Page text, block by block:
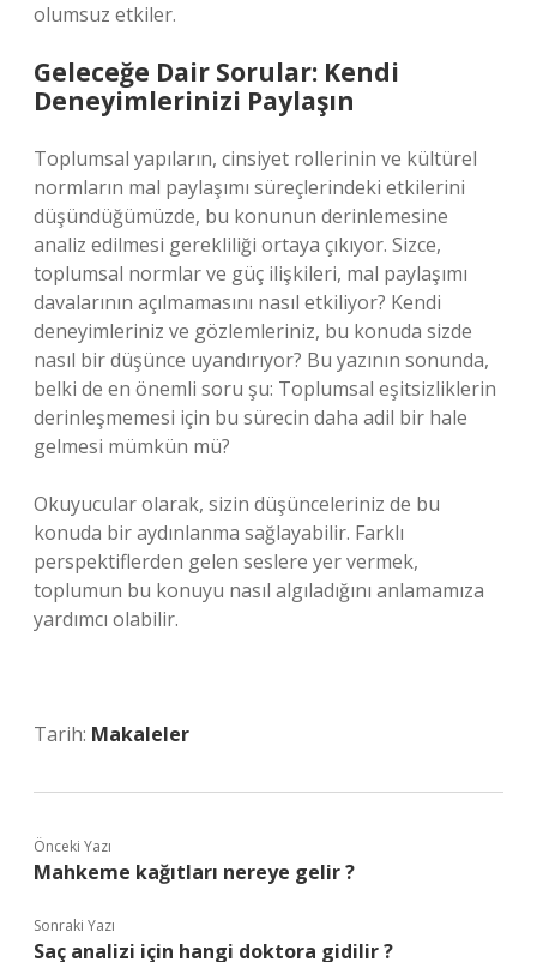
olumsuz etkiler.
Geleceğe Dair Sorular: Kendi
Deneyimlerinizi Paylaşın
Toplumsal yapıların, cinsiyet rollerinin ve kültürel
normların mal paylaşımı süreçlerindeki etkilerini
düşündüğümüzde, bu konunun derinlemesine
analiz edilmesi gerekliliği ortaya çıkıyor. Sizce,
toplumsal normlar ve güç ilişkileri, mal paylaşımı
davalarının açılmamasını nasıl etkiliyor? Kendi
deneyimleriniz ve gözlemleriniz, bu konuda sizde
nasıl bir düşünce uyandırıyor? Bu yazının sonunda,
belki de en önemli soru şu: Toplumsal eşitsizliklerin
derinleşmemesi için bu sürecin daha adil bir hale
gelmesi mümkün mü?
Okuyucular olarak, sizin düşünceleriniz de bu
konuda bir aydınlanma sağlayabilir. Farklı
perspektiflerden gelen seslere yer vermek,
toplumun bu konuyu nasıl algıladığını anlamamıza
yardımcı olabilir.
Tarih: Makaleler
Önceki Yazı
Mahkeme kağıtları nereye gelir ?
Sonraki Yazı
Saç analizi için hangi doktora gidilir ?